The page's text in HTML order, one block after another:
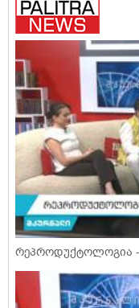
რეპროდუქტოლოგია -